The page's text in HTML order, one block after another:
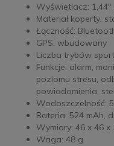
Wyświetlacz: 1,44"
Materiał koperty:
Łączność:
GPS: wbudowany
Liczba trybów
Funkcje: alarm,
poziomu stresu,
powiadomienia,
Wodoszczelność:
Bateria: 524 mAh,
Wymiary: 46 x 46 x
Waga: 48 g